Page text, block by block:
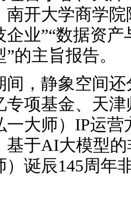
南开大学商学
企业”“数据资
的主旨报告。
静象空间还
专项基金、天
一大师）IP运
基于AI大模型
）诞辰145周